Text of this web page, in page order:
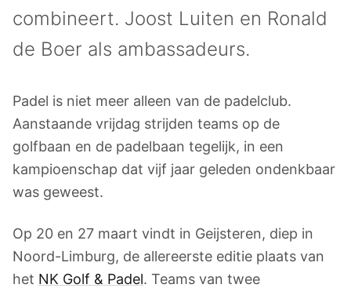
combineert. Joost Luiten en Ronald
de Boer als ambassadeurs.
Padel is niet meer alleen van de padelclub.
Aanstaande vrijdag strijden teams op de
golfbaan en de padelbaan tegelijk, in een
kampioenschap dat vijf jaar geleden ondenkbaar
was geweest.
Op 20 en 27 maart vindt in Geijsteren, diep in
Noord-Limburg, de allereerste editie plaats van
het NK Golf & Padel. Teams van twee